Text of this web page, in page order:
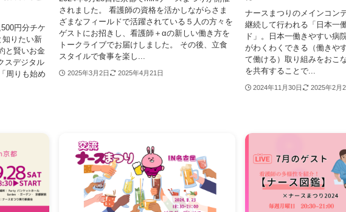
円分チケ
知りたい新
と賢いお金
スデジタル
周りも始め
されました。 看護師の資格を活かしながらさま
ざまなフィールドで活躍されている５人の方々を
ゲストにお招きし、看護師＋αの新しい働き方を
トークライブでお届けしました。 その後、立食
スタイルで食事を楽し...
2025年3月2日 2025年4月21日
ナースまつりのメインコン
継続して行われる「日本一
ド」。日本一働きやすい病
がわくわくできる（働きや
て働ける）取り組みをおこ
を共有することで...
2024年11月30日 2025年2月